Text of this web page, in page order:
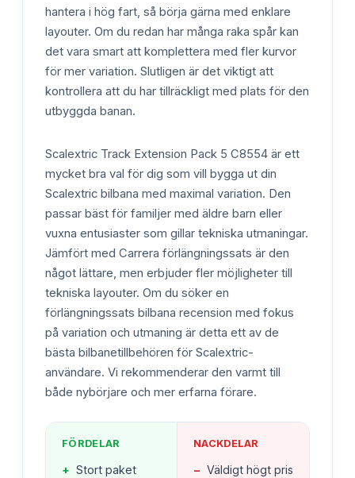
hantera i hög fart, så börja gärna med enklare
layouter. Om du redan har många raka spår kan
det vara smart att komplettera med fler kurvor
för mer variation. Slutligen är det viktigt att
kontrollera att du har tillräckligt med plats för den
utbyggda banan.
Scalextric Track Extension Pack 5 C8554 är ett
mycket bra val för dig som vill bygga ut din
Scalextric bilbana med maximal variation. Den
passar bäst för familjer med äldre barn eller
vuxna entusiaster som gillar tekniska utmaningar.
Jämfört med Carrera förlängningssats är den
något lättare, men erbjuder fler möjligheter till
tekniska layouter. Om du söker en
förlängningssats bilbana recension med fokus
på variation och utmaning är detta ett av de
bästa bilbanetillbehören för Scalextric-
användare. Vi rekommenderar den varmt till
både nybörjare och mer erfarna förare.
FÖRDELAR
+ Stort paket
NACKDELAR
− Väldigt högt pris